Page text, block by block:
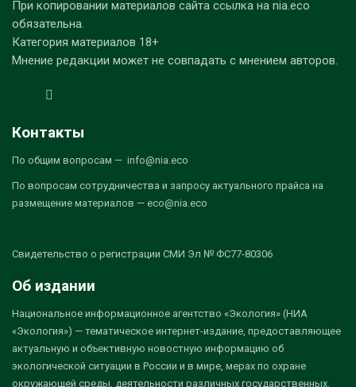
При копировании материалов сайта ссылка на nia.eco
обязательна.
Категория материалов 18+
Мнение редакции может не совпадать с мнением авторов.
Контакты
По общим вопросам — info@nia.eco
По вопросам сотрудничества и запросу актуального прайса на
размещение материалов — eco@nia.eco
Свидетельство о регистрации СМИ Эл № ФС77-80306
Об издании
Национальное информационное агентство «Экология» (НИА
«Экология») — тематическое интернет-издание, предоставляющее
актуальную и объективную новостную информацию об
экологической ситуации в России и в мире, мерах по охране
окружающей среды, деятельности различных государственных,